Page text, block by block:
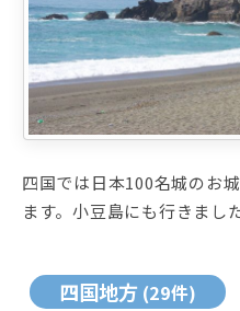
四国では日本100名城のお
ます。小豆島にも行きました
四国地方 (29件)